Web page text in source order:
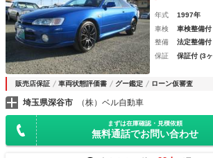
年式 1997年
車検
車検整備付
整備
法定整備付
保証
保証付 (3
販売店保証 車両状態評価書 グー鑑定 ローン仮審査
埼玉県深谷市 （株）ベル自動車
まずは在庫確認・見積依頼
無料通話でお問い合わせ